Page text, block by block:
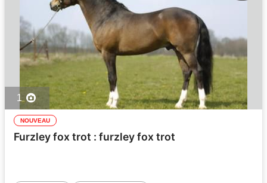
1
NOUVEAU
Furzley fox trot : furzley fox trot